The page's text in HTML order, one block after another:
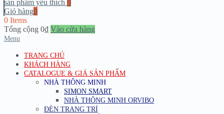
sản phẩm yêu thích 0
Giỏ hàng0
0 Items
Tổng cộng 0₫ Vào cửa hàng
Menu
TRANG CHỦ
KHÁCH HÀNG
CATALOGUE & GIÁ SẢN PHẨM
NHÀ THÔNG MINH
SIMON SMART
NHÀ THÔNG MINH ORVIBO
ĐÈN TRANG TRÍ